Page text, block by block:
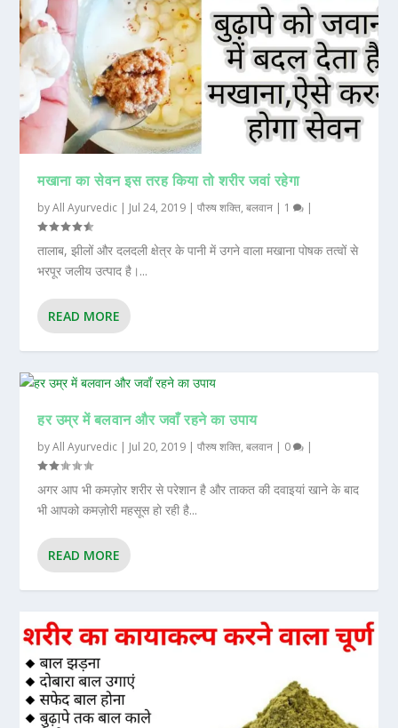
मखाना का सेवन इस तरह किया तो शरीर जवां रहेगा
byAll Ayurvedic | Jul 24, 2019 |पौरुष शक्ति,बलवान | 1 |
तालाब, झीलों और दलदली क्षेत्र के पानी में उगने वाला मखाना पोषक तत्वों से
भरपूर जलीय उत्पाद है।...
READ MORE
हर उम्र में बलवान और जवाँ रहने का उपाय
byAll Ayurvedic | Jul 20, 2019 |पौरुष शक्ति,बलवान | 0 |
अगर आप भी कमज़ोर शरीर से परेशान है और ताकत की दवाइयां खाने के बाद
भी आपको कमज़ोरी महसूस हो रही है...
READ MORE